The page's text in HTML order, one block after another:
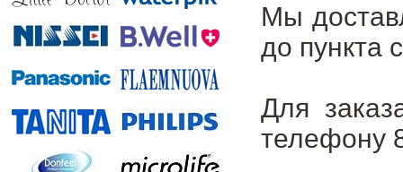
Мы
до пункта
Для
телефону